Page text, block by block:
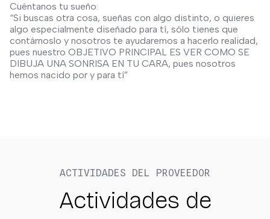
Cuéntanos tu sueño:
“Si buscas otra cosa, sueñas con algo distinto, o quieres
algo especialmente diseñado para tí, sólo tienes que
contárnoslo y nosotros te ayudaremos a hacerlo realidad,
pues nuestro OBJETIVO PRINCIPAL ES VER COMO SE
DIBUJA UNA SONRISA EN TU CARA, pues nosotros
hemos nacido por y para tí”
ACTIVIDADES DEL PROVEEDOR
Actividades de